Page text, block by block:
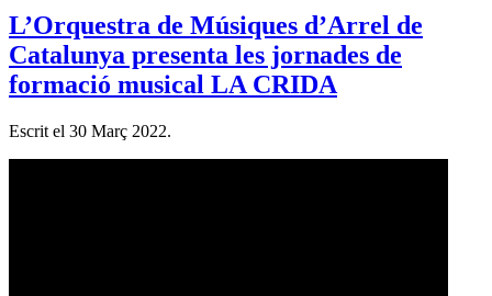
L’Orquestra de Músiques d’Arrel de
Catalunya presenta les jornades de
formació musical LA CRIDA
Escrit el 30 Març 2022.